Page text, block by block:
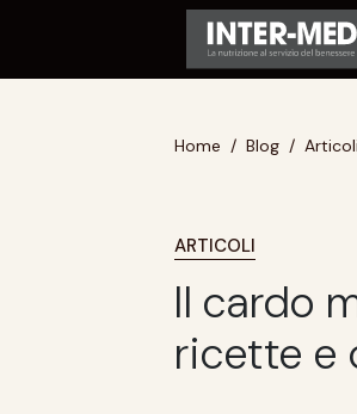
Home Blog Articoli
ARTICOLI
Il cardo
ricette e